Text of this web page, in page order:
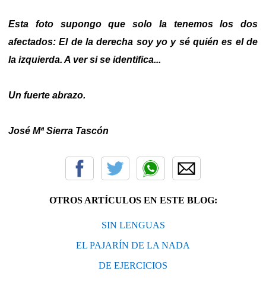
Esta foto supongo que solo la tenemos los dos
afectados: El de la derecha soy yo y sé quién es el de
la izquierda. A ver si se identifica...
Un fuerte abrazo.
José Mª Sierra Tascón
OTROS ARTÍCULOS EN ESTE BLOG:
SIN LENGUAS
EL PAJARÍN DE LA NADA
DE EJERCICIOS